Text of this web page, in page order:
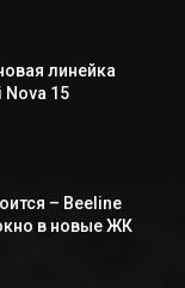
линейка
Nova 15
– Beeline
в новые ЖК